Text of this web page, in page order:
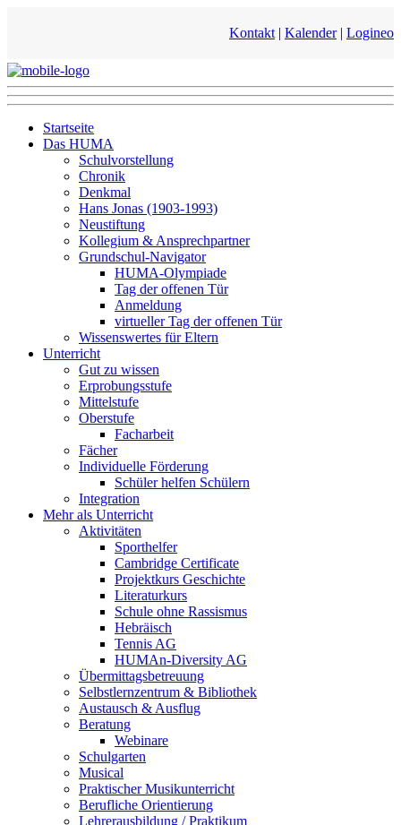
Kontakt | Kalender| Logineo
Startseite
Das HUMA
Schulvorstellung
Chronik
Denkmal
Hans Jonas (1903-1993)
Neustiftung
Kollegium & Ansprechpartner
Grundschul-Navigator
HUMA-Olympiade
Tag der offenen Tür
Anmeldung
virtueller Tag der offenen Tür
Wissenswertes für Eltern
Unterricht
Gut zu wissen
Erprobungsstufe
Mittelstufe
Oberstufe
Facharbeit
Fächer
Individuelle Förderung
Schüler helfen Schülern
Integration
Mehr als Unterricht
Aktivitäten
Sporthelfer
Cambridge Certificate
Projektkurs Geschichte
Literaturkurs
Schule ohne Rassismus
Hebräisch
Tennis AG
HUMAn-Diversity AG
Übermittagsbetreuung
Selbstlernzentrum & Bibliothek
Austausch & Ausflug
Beratung
Webinare
Schulgarten
Musical
Praktischer Musikunterricht
Berufliche Orientierung
Lehrerausbildung / Praktikum